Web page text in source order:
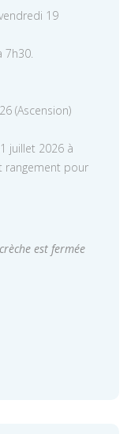
19
7h30.
(Ascension)
juillet 2026 à
rangement pour
est fermée